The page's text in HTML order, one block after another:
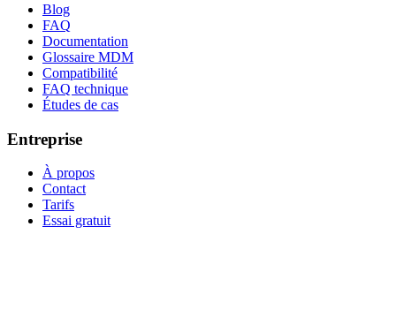
Blog
FAQ
Documentation
Glossaire MDM
Compatibilité
FAQ technique
Études de cas
Entreprise
À propos
Contact
Tarifs
Essai gratuit